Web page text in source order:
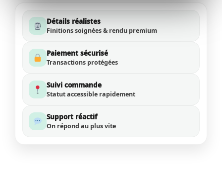
Détails réalistes
Finitions soignées & rendu premium
Paiement sécurisé
Transactions protégées
Suivi commande
Statut accessible rapidement
Support réactif
On répond au plus vite